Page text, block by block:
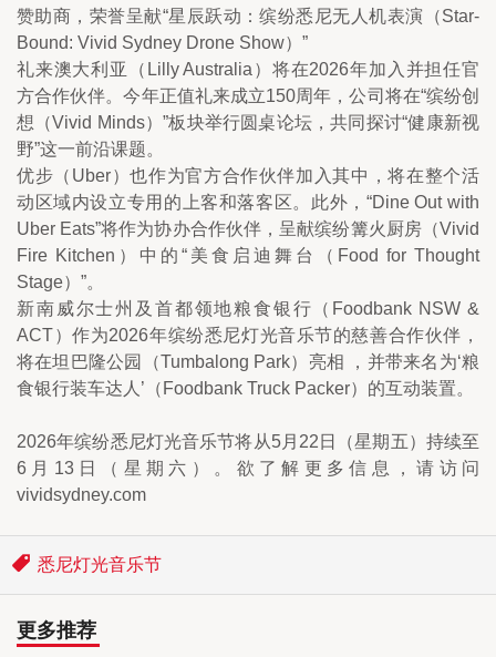
赞助商，荣誉呈献“星辰跃动：缤纷悉尼无人机表演（Star-
Bound: Vivid Sydney Drone Show）”
礼来澳大利亚（Lilly Australia）将在2026年加入并担任官
方合作伙伴。今年正值礼来成立150周年，公司将在“缤纷创
想（Vivid Minds）”板块举行圆桌论坛，共同探讨“健康新视
野”这一前沿课题。
优步（Uber）也作为官方合作伙伴加入其中，将在整个活
动区域内设立专用的上客和落客区。此外，“Dine Out with
Uber Eats”将作为协办合作伙伴，呈献缤纷篝火厨房（Vivid
Fire Kitchen）中的“美食启迪舞台（Food for Thought
Stage）”。
新南威尔士州及首都领地粮食银行（Foodbank NSW &
ACT）作为2026年缤纷悉尼灯光音乐节的慈善合作伙伴，
将在坦巴隆公园（Tumbalong Park）亮相 ，并带来名为‘粮
食银行装车达人’（Foodbank Truck Packer）的互动装置。
2026年缤纷悉尼灯光音乐节将从5月22日（星期五）持续至
6月13日（星期六）。欲了解更多信息，请访问
vividsydney.com
悉尼灯光音乐节
更多推荐